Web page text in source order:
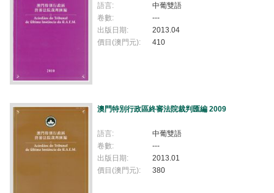
語言:
中葡雙語
卷數:
---
出版日期:
2013.04
價目(澳門元):
410
澳門特別行政區終審法院裁判匯編 2009
語言:
中葡雙語
卷數:
---
出版日期:
2013.01
價目(澳門元):
380